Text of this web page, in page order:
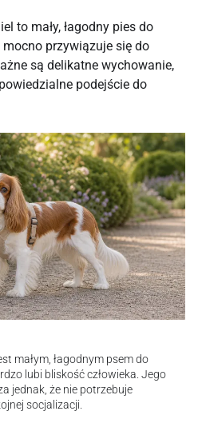
to mały, łagodny pies do
przywiązuje się do
są delikatne wychowanie,
podejście do
małym, łagodnym psem do
lubi bliskość człowieka. Jego
jednak, że nie potrzebuje
socjalizacji.